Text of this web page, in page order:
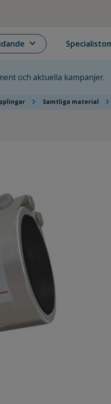
expand_more
och aktuella kampanjer.
chevron_right Samtliga material chevron_right